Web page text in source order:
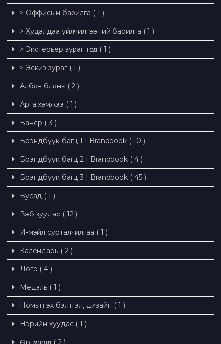
> Оффисын барилга ( 1 )
> Худалдаа үйлчилгээний барилга ( 1 )
> Экстерьер зураг төсөл ( 1 )
> Эскиз зураг ( 1 )
Албан бланк ( 2 )
Арга хэмжээ ( 1 )
Банер ( 3 )
Брэндбүүк багц 1 | Brandbook ( 10 )
Брэндбүүк багц 2 | Brandbook ( 4 )
Брэндбүүк багц 3 | Brandbook ( 45 )
Бусад ( 1 )
Вэб хуудас ( 12 )
И-мэйл сурталчилгаа ( 1 )
Календарь ( 2 )
Лого ( 4 )
Медаль ( 1 )
Номын эх бэлтгэл, дизайн ( 1 )
Нэрийн хуудас ( 1 )
Өргөмжлөл ( 2 )